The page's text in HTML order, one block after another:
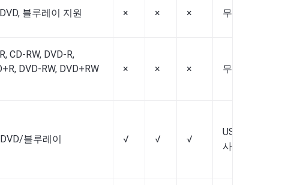
블루레이 지원 × × × 무료(다른 프로
CD-RW, DVD-R,
DVD-RW, DVD+RW
× × × 무료
블루레이 √ √ √
US$69.99부터(
사용 가능)